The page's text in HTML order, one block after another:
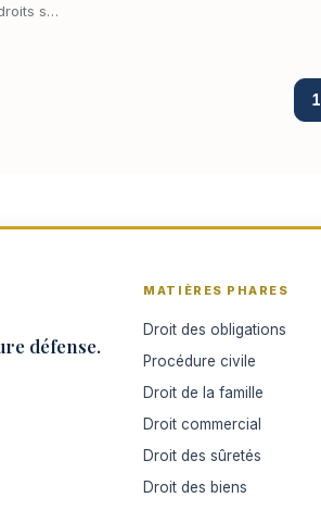
s…
1
défense.
MATIÈRES PHARES
Droit des obligations
Procédure civile
Droit de la famille
Droit commercial
Droit des sûretés
Droit des biens